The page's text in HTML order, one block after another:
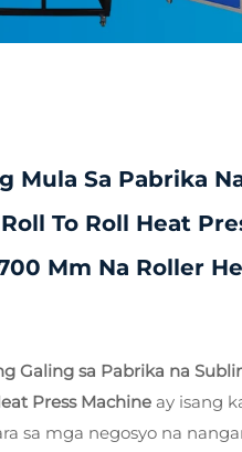
Mula Sa Pabrika
To Roll Heat
Mm Na Roller
Galing sa Pabrika na
Press Machine ay isang
sa mga negosyo na